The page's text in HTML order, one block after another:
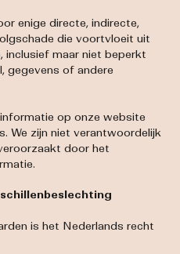
enige directe, indirecte,
die voortvloeit uit
inclusief maar niet beperkt
gegevens of andere
op onze website
We zijn niet verantwoordelijk
door het
is het Nederlands recht